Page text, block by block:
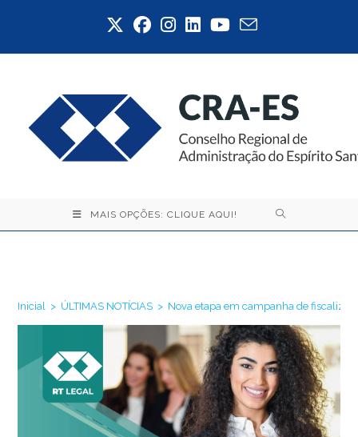
MAIS OPÇÕES: CLIQUE AQUI!
Inicial > ÚLTIMAS NOTÍCIAS > Nova etapa em campanha de